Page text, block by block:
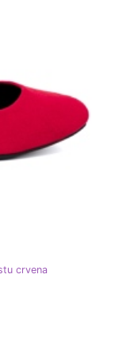
crvena